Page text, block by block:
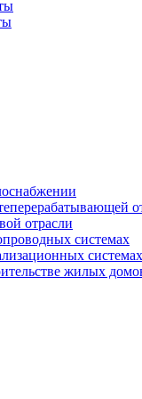
отрасли
системах
системах
жилых